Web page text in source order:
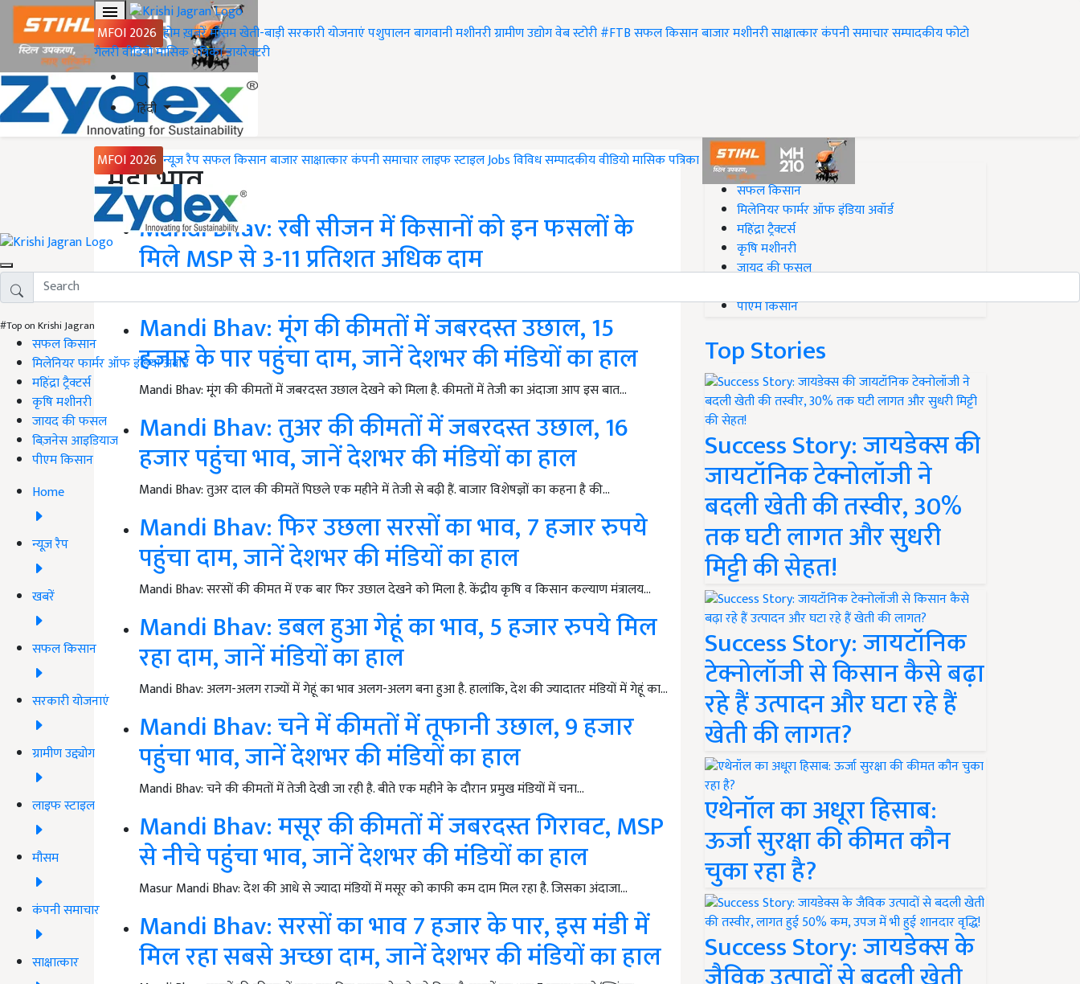
MFOI 2026 होमख़बरेंमौसमखेती-बाड़ीसरकारी योजनाएंपशुपालनबागवानीमशीनरीग्रामीण उद्योगवेब स्टोरी#FTBसफल किसानबाजारमशीनरीसाक्षात्कारकंपनी समाचारसम्पादकीयफोटो
गैलरीवीडियोमासिक पत्रिकाडायरेक्टरी
हिंदी
MFOI 2026 न्यूज़ रैपसफल किसानबाजारसाक्षात्कारकंपनी समाचारलाइफ स्टाइलJobsविविधसम्पादकीयवीडियोमासिक पत्रिका
#Top on Krishi Jagran
सफल किसान
मिलेनियर फार्मर ऑफ इंडिया अवॉर्ड
महिंद्रा ट्रैक्टर्स
कृषि मशीनरी
जायद की फसल
बिज़नेस आइडियाज
पीएम किसान
Home
न्यूज़ रैप
खबरें
सफल किसान
सरकारी योजनाएं
ग्रामीण उद्द्योग
लाइफ स्टाइल
मौसम
कंपनी समाचार
साक्षात्कार
मंडी भाव
Mandi Bhav: रबी सीजन में किसानों को इन फसलों के
मिले MSP से 3-11 प्रतिशत अधिक दाम
Mandi Bhav: मूंग की कीमतों में जबरदस्त उछाल, 15
हजार के पार पहुंचा दाम, जानें देशभर की मंडियों का हाल
Mandi Bhav: मूंग की कीमतों में जबरदस्त उछाल देखने को मिला है. कीमतों में तेजी का अंदाजा आप इस बात…
Mandi Bhav: तुअर की कीमतों में जबरदस्त उछाल, 16
हजार पहुंचा भाव, जानें देशभर की मंडियों का हाल
Mandi Bhav: तुअर दाल की कीमतें पिछले एक महीने में तेजी से बढ़ी हैं. बाजार विशेषज्ञों का कहना है की…
Mandi Bhav: फिर उछला सरसों का भाव, 7 हजार रुपये
पहुंचा दाम, जानें देशभर की मंडियों का हाल
Mandi Bhav: सरसों की कीमत में एक बार फिर उछाल देखने को मिला है. केंद्रीय कृष‍ि व क‍िसान कल्याण मंत्रालय…
Mandi Bhav: डबल हुआ गेहूं का भाव, 5 हजार रुपये मिल
रहा दाम, जानें मंडियों का हाल
Mandi Bhav: अलग-अलग राज्यों में गेहूं का भाव अलग-अलग बना हुआ है. हालांकि, देश की ज्यादातर मंडियों में गेहूं का…
Mandi Bhav: चने में कीमतों में तूफानी उछाल, 9 हजार
पहुंचा भाव, जानें देशभर की मंडियों का हाल
Mandi Bhav: चने की कीमतों में तेजी देखी जा रही है. बीते एक महीने के दौरान प्रमुख मंडियों में चना…
Mandi Bhav: मसूर की कीमतों में जबरदस्त गिरावट, MSP
से नीचे पहुंचा भाव, जानें देशभर की मंडियों का हाल
Masur Mandi Bhav: देश की आधे से ज्यादा मंडियों में मसूर को काफी कम दाम मिल रहा है. जिसका अंदाजा…
Mandi Bhav: सरसों का भाव 7 हजार के पार, इस मंडी में
मिल रहा सबसे अच्छा दाम, जानें देशभर की मंडियों का हाल
#Top on Krishi Jagran
सफल किसान
मिलेनियर फार्मर ऑफ इंडिया अवॉर्ड
महिंद्रा ट्रैक्टर्स
कृषि मशीनरी
जायद की फसल
पीएम किसान
Top Stories
Success Story: जायडेक्स की
जायटॉनिक टेक्नोलॉजी ने
बदली खेती की तस्वीर, 30%
तक घटी लागत और सुधरी
मिट्टी की सेहत!
Success Story: जायटॉनिक
टेक्नोलॉजी से किसान कैसे बढ़ा
रहे हैं उत्पादन और घटा रहे हैं
खेती की लागत?
एथेनॉल का अधूरा हिसाब:
ऊर्जा सुरक्षा की कीमत कौन
चुका रहा है?
Success Story: जायडेक्स के